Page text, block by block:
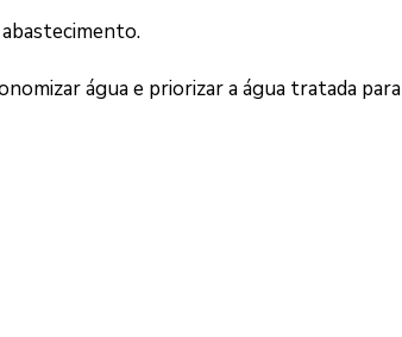
água e priorizar a água tratada para